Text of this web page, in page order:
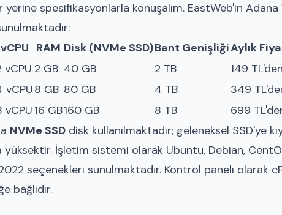
spesifikasyonlarla konuşalım. EastWeb'in Adana
vCPU RAM Disk (NVMe SSD)Bant GenişliğiAylık
vCPU 2 GB 40 GB 2 TB
149 TL'den
vCPU8 GB 80 GB 4 TB
349
vCPU 16 GB160 GB 8 TB
699
NVMe SSD disk kullanılmaktadır; geleneksel SSD'ye
İşletim sistemi olarak Ubuntu, Debian,
seçenekleri sunulmaktadır. Kontrol paneli olarak
bağlıdır.